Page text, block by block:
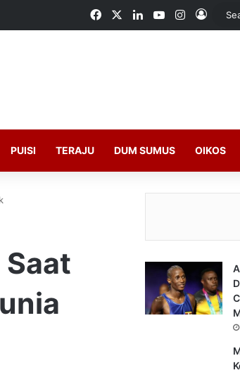
FacebookLinkedInYouTubeInstagram
Log In
PUISI TERAJU DUM SUMUS OIKOS